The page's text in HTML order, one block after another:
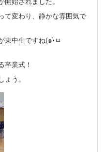
て変わり、静かな雰囲気で
東中生ですね(๑•̀ㅂ
卒業式！
う。